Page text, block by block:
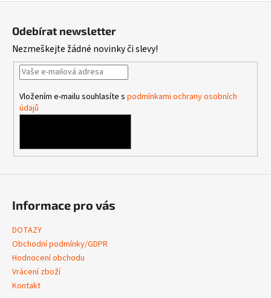
Odebírat newsletter
Nezmeškejte žádné novinky či slevy!
Vložením e-mailu souhlasíte s podmínkami ochrany osobních
údajů
Informace pro vás
DOTAZY
Obchodní podmínky/GDPR
Hodnocení obchodu
Vrácení zboží
Kontakt